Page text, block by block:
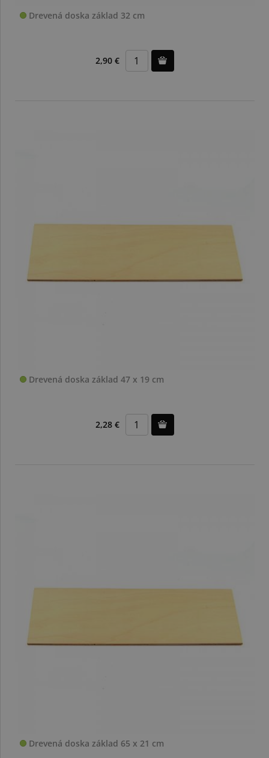
Drevená doska základ 32 cm
2,90 €
Drevená doska základ 47 x 19 cm
2,28 €
Drevená doska základ 65 x 21 cm